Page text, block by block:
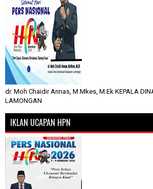
dr. Moh Chaidir Annas, M.Mkes, M.Ek KEPALA
LAMONGAN
IKLAN UCAPAN HPN